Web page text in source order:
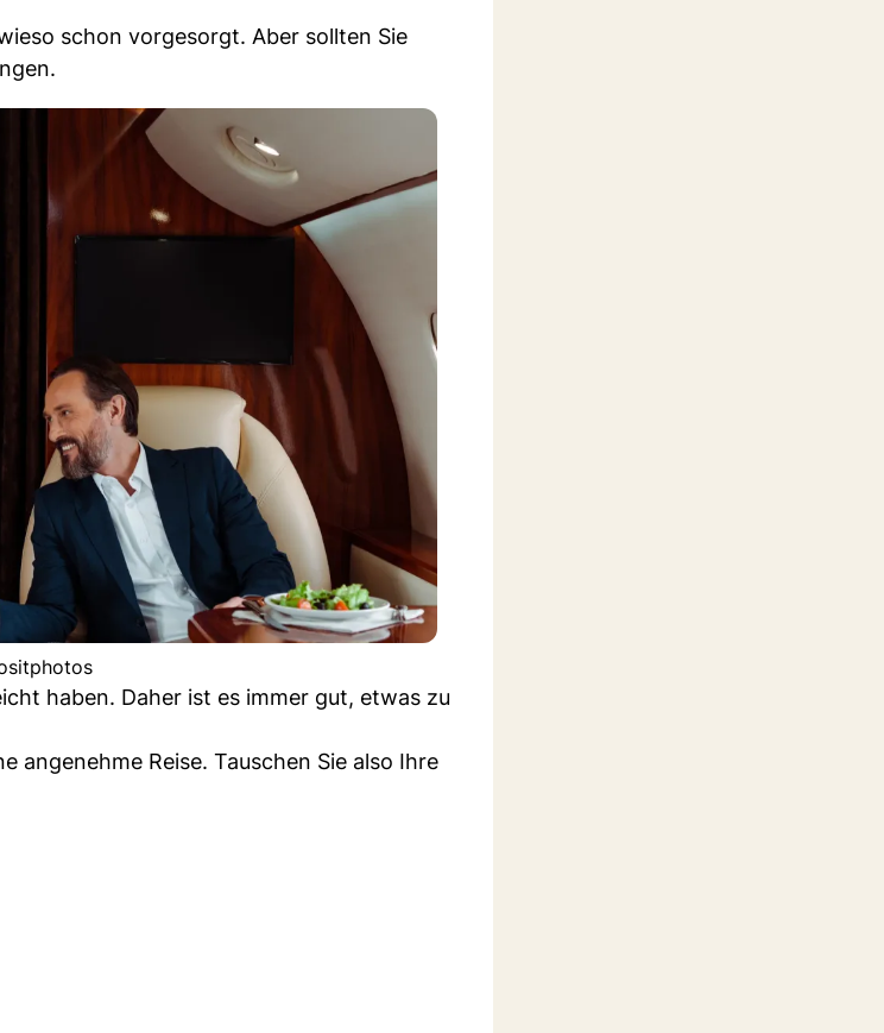
schon vorgesorgt. Aber sollten Sie
haben. Daher ist es immer gut, etwas zu
angenehme Reise. Tauschen Sie also Ihre